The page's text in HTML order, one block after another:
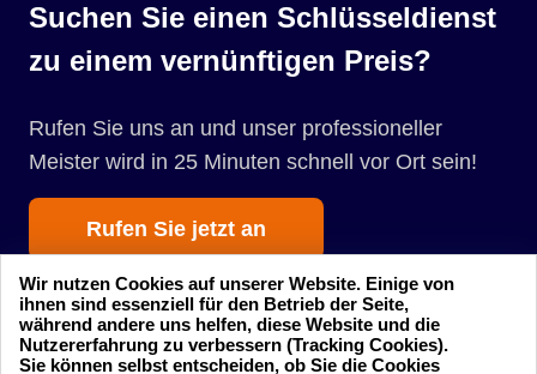
Suchen Sie einen Schlüsseldienst
zu einem vernünftigen Preis?
Rufen Sie uns an und unser professioneller
Meister wird in 25 Minuten schnell vor Ort sein!
Rufen Sie jetzt an
Wir nutzen Cookies auf unserer Website. Einige von
ihnen sind essenziell für den Betrieb der Seite,
während andere uns helfen, diese Website und die
Nutzererfahrung zu verbessern (Tracking Cookies).
Sie können selbst entscheiden, ob Sie die Cookies